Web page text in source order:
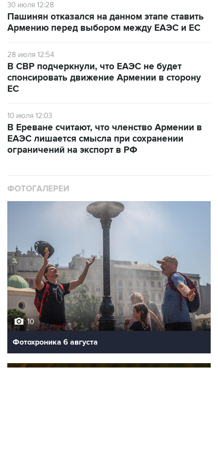
30 июля 12:28
Пашинян отказался на данном этапе ставить
Армению перед выбором между ЕАЭС и ЕС
28 июля 12:54
В СВР подчеркнули, что ЕАЭС не будет
спонсировать движение Армении в сторону
ЕС
10 июля 12:03
В Ереване считают, что членство Армении в
ЕАЭС лишается смысла при сохранении
ограничений на экспорт в РФ
ФОТОГАЛЕРЕИ
10
Фотохроника 6 августа